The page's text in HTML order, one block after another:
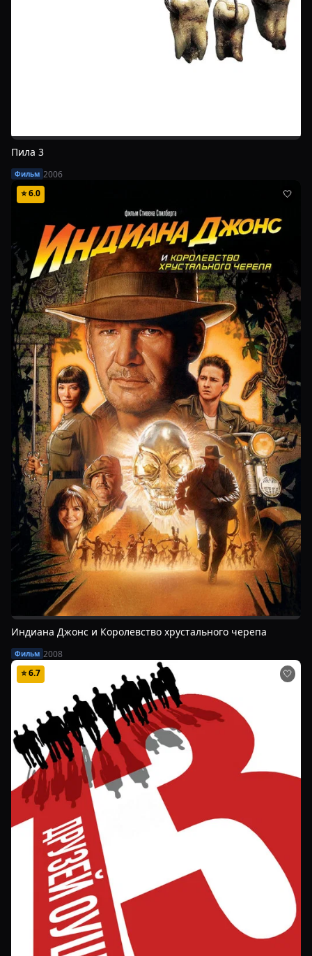
Пила 3
Фильм 2006
⭐6.0 🤍
Индиана Джонс и Королевство хрустального черепа
Фильм 2008
⭐6.7 🤍